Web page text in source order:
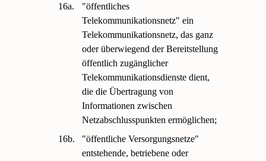
16a.
"öffentliches
Telekommunikationsnetz" ein
Telekommunikationsnetz, das ganz
oder überwiegend der Bereitstellung
öffentlich zugänglicher
Telekommunikationsdienste dient,
die die Übertragung von
Informationen zwischen
Netzabschlusspunkten ermöglichen;
16b.
"öffentliche Versorgungsnetze"
entstehende, betriebene oder